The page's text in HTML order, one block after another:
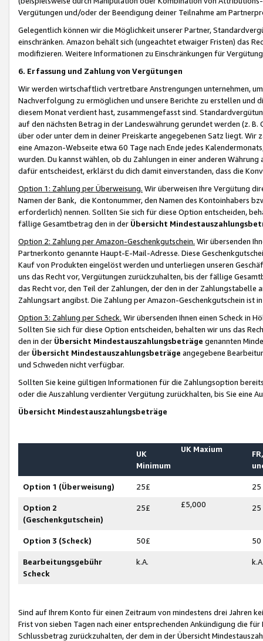
Vergütungen und/oder der Beendigung deiner Teilnahme am
Gelegentlich können wir die Möglichkeit unserer Partner,
einschränken. Amazon behält sich (ungeachtet etwaiger Fristen) das
modifizieren. Weitere Informationen zu Einschränkungen für
6. Erfassung und Zahlung von Vergütungen
Wir werden wirtschaftlich vertretbare Anstrengungen unternehmen,
Nachverfolgung zu ermöglichen und unsere Berichte zu erstellen und
diesem Monat verdient hast, zusammengefasst sind.
auf den nächsten Betrag in der Landeswährung gerundet werden (z.
über oder unter dem in deiner Preiskarte angegebenen Satz liegt.
eine Amazon-Webseite etwa 60 Tage nach Ende jedes
wurden. Du kannst wählen, ob du Zahlungen in einer anderen
dafür entscheidest, erklärst du dich damit einverstanden, dass die
Option 1: Zahlung per Überweisung. Wir überweisen Ihre Vergütung
Namen der Bank, die Kontonummer, den Namen des Kontoinhabers
erforderlich) nennen. Sollten Sie sich für diese Option entscheiden,
fällige Gesamtbetrag den in der Übersicht
Option 2: Zahlung per Amazon-Geschenkgutschein. Wir übersenden
Partnerkonto genannte Haupt-E-Mail-Adresse. Diese
Kauf von Produkten eingelöst werden und unterliegen unseren
uns das Recht vor, Vergütungen zurückzuhalten, bis der fällige
das Recht vor, den Teil der Zahlungen, der den in der
Zahlungsart angibst. Die Zahlung per Amazon-Geschenkgutschein ist
Option 3: Zahlung per Scheck. Wir übersenden Ihnen einen Scheck in
Sollten Sie sich für diese Option entscheiden, behalten wir uns das
den in der Übersicht Mindestauszahlungsbeträge genannten
der Übersicht Mindestauszahlungsbeträge angegebene
und Schweden nicht verfügbar.
Sollten Sie keine gültigen Informationen für die Zahlungsoption
oder die Auszahlung verdienter Vergütung zurückhalten, bis Sie
Übersicht Mindestauszahlungsbeträge
UK
Minimum
UK Maxium
Option 1 (Überweisung) 25£ 25
Option 2
(Geschenkgutschein)
25£ £5,000 25
Option 3 (Scheck) 50£ 50
Bearbeitungsgebühr
Scheck
k.A.
Sind auf Ihrem Konto für einen Zeitraum von mindestens drei Jahren
Frist von sieben Tagen nach einer entsprechenden Ankündigung die
Schlussbetrag zurückzuhalten, der dem in der Übersicht